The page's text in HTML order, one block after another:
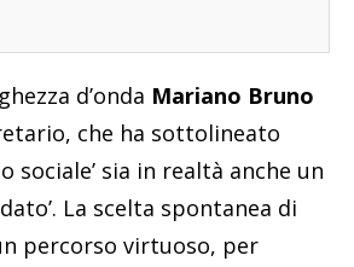
d’onda Mariano Bruno
che ha sottolineato
sociale’ sia in realtà anche un
La scelta spontanea di
percorso virtuoso, per